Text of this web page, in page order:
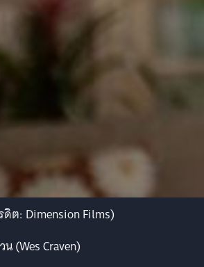
ดิต: Dimension Films)
น (Wes Craven)